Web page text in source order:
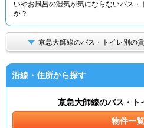
TOP
いやお風呂の湿気が気にならないバス
か？
京急大師線のバス・トイレ別の
沿線・住所から探す
京急大師線のバス・ト
物件一